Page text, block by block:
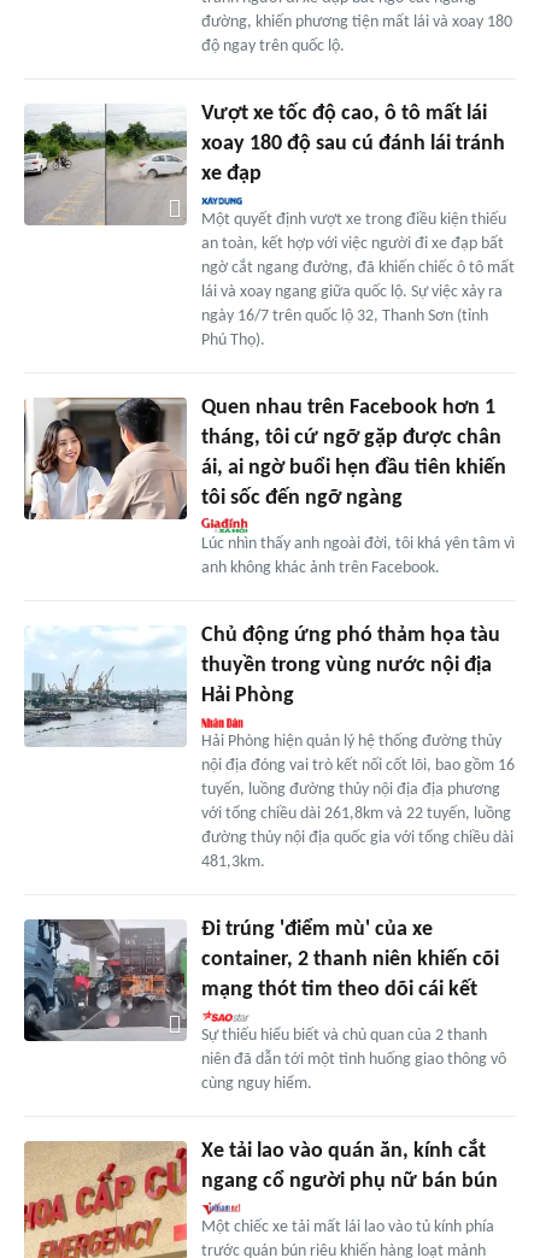
đường, khiến phương tiện mất lái và xoay 180
độ ngay trên quốc lộ.
Vượt xe tốc độ cao, ô tô mất lái
xoay 180 độ sau cú đánh lái tránh
xe đạp
Một quyết định vượt xe trong điều kiện thiếu
an toàn, kết hợp với việc người đi xe đạp bất
ngờ cắt ngang đường, đã khiến chiếc ô tô mất
lái và xoay ngang giữa quốc lộ. Sự việc xảy ra
ngày 16/7 trên quốc lộ 32, Thanh Sơn (tỉnh
Phú Thọ).
Quen nhau trên Facebook hơn 1
tháng, tôi cứ ngỡ gặp được chân
ái, ai ngờ buổi hẹn đầu tiên khiến
tôi sốc đến ngỡ ngàng
Lúc nhìn thấy anh ngoài đời, tôi khá yên tâm vì
anh không khác ảnh trên Facebook.
Chủ động ứng phó thảm họa tàu
thuyền trong vùng nước nội địa
Hải Phòng
Hải Phòng hiện quản lý hệ thống đường thủy
nội địa đóng vai trò kết nối cốt lõi, bao gồm 16
tuyến, luồng đường thủy nội địa địa phương
với tổng chiều dài 261,8km và 22 tuyến, luồng
đường thủy nội địa quốc gia với tổng chiều dài
481,3km.
Đi trúng 'điểm mù' của xe
container, 2 thanh niên khiến cõi
mạng thót tim theo dõi cái kết
Sự thiếu hiểu biết và chủ quan của 2 thanh
niên đã dẫn tới một tình huống giao thông vô
cùng nguy hiểm.
Xe tải lao vào quán ăn, kính cắt
ngang cổ người phụ nữ bán bún
Một chiếc xe tải mất lái lao vào tủ kính phía
trước quán bún riêu khiến hàng loạt mảnh